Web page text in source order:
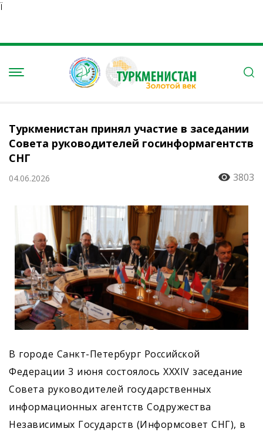
Ï
Туркменистан принял участие в заседании
Совета руководителей госинформагентств
СНГ
04.06.2026 3803
В городе Санкт-Петербург Российской
Федерации 3 июня состоялось ХХХIV заседание
Совета руководителей государственных
информационных агентств Содружества
Независимых Государств (Информсовет СНГ), в